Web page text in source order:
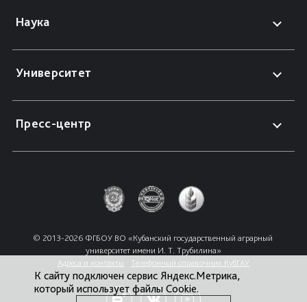
Наука
Университет
Пресс-центр
© 2013-2026 ФГБОУ ВО «Кубанский государственный аграрный
университет имени И. Т. Трубилина»
Адреса и контакты
Телефонный справочник КубГАУ
К сайту подключен сервис Яндекс.Метрика,
который использует файлы Cookie.